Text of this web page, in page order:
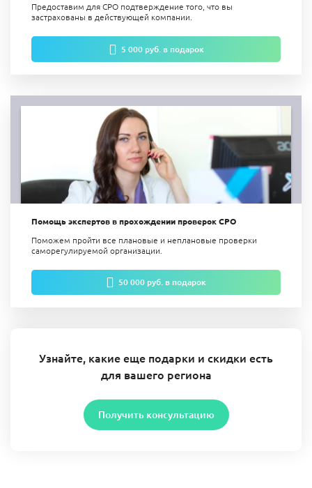
Предоставим для СРО подтверждение того, что вы
застрахованы в действующей компании.
5 000 руб. в подарок
Помощь экспертов в прохождении проверок СРО
Поможем пройти все плановые и неплановые проверки
саморегулируемой организации.
50 000 руб. в подарок
Узнайте, какие еще подарки и скидки есть
для вашего региона
Получить консультацию